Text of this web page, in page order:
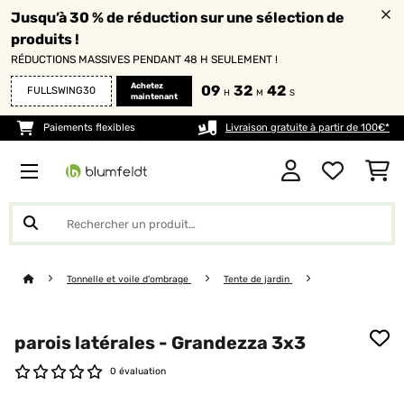
Jusqu’à 30 % de réduction sur une sélection de
produits !
RÉDUCTIONS MASSIVES PENDANT 48 H SEULEMENT !
FULLSWING30
Achetez
maintenant
09 H 32 M 42 S
Paiements flexibles Livraison gratuite à partir de 100€*
Tonnelle et voile d'ombrage Tente de jardin
parois latérales - Grandezza 3x3
0 évaluation